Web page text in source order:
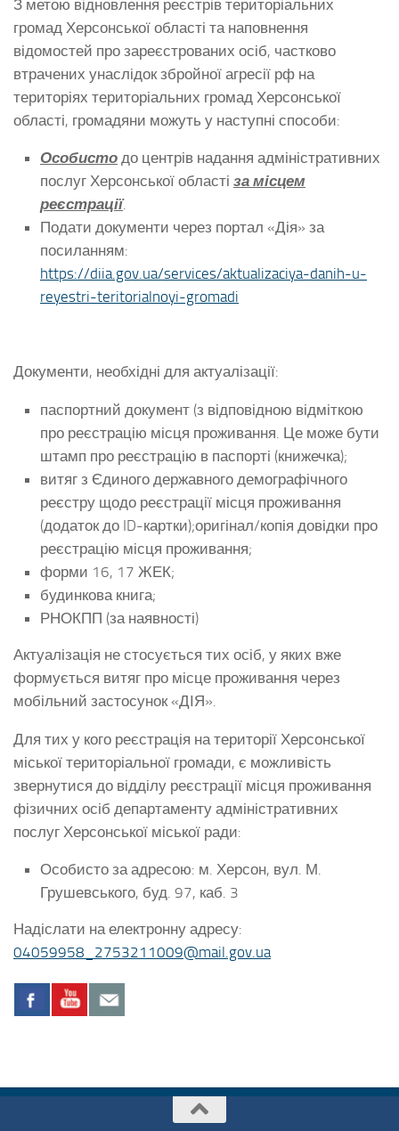
З метою відновлення реєстрів територіальних
громад Херсонської області та наповнення
відомостей про зареєстрованих осіб, частково
втрачених унаслідок збройної агресії рф на
територіях територіальних громад Херсонської
області, громадяни можуть у наступні способи:
Особисто до центрів надання адміністративних
послуг Херсонської області за місцем
реєстрації.
Подати документи через портал «Дія» за
посиланням:
https://diia.gov.ua/services/aktualizaciya-danih-u-
reyestri-teritorialnoyi-gromadi
Документи, необхідні для актуалізації:
паспортний документ (з відповідною відміткою
про реєстрацію місця проживання. Це може бути
штамп про реєстрацію в паспорті (книжечка);
витяг з Єдиного державного демографічного
реєстру щодо реєстрації місця проживання
(додаток до ID-картки);оригінал/копія довідки про
реєстрацію місця проживання;
форми 16, 17 ЖЕК;
будинкова книга;
РНОКПП (за наявності)
Актуалізація не стосується тих осіб, у яких вже
формується витяг про місце проживання через
мобільний застосунок «ДІЯ».
Для тих у кого реєстрація на території Херсонської
міської територіальної громади, є можливість
звернутися до відділу реєстрації місця проживання
фізичних осіб департаменту адміністративних
послуг Херсонської міської ради:
Особисто за адресою: м. Херсон, вул. М.
Грушевського, буд. 97, каб. 3
Надіслати на електронну адресу:
04059958_2753211009@mail.gov.ua